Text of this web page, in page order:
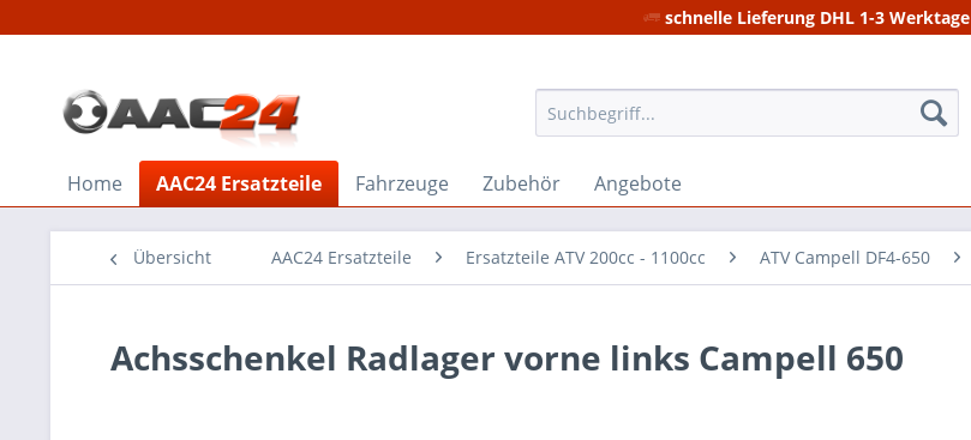
schnelle Lieferung DHL 1-3 Werktage
Home AAC24 Ersatzteile Fahrzeuge Zubehör Angebote
Übersicht AAC24 Ersatzteile Ersatzteile ATV 200cc - 1100cc ATV Campell DF4-650
Achsschenkel Radlager vorne links Campell 650